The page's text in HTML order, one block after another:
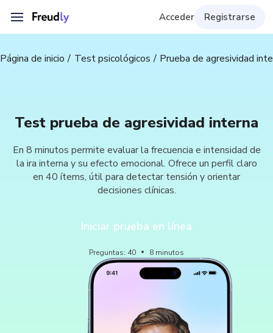
Acceder Registrarse
Página de inicio Test psicológicos Prueba de agresividad
Test prueba de agresividad interna
En 8 minutos permite evaluar la frecuencia e intensidad de
la ira interna y su efecto emocional. Ofrece un perfil claro
en 40 ítems, útil para detectar tensión y orientar
decisiones clínicas.
Iniciar prueba en línea
Preguntas: 40 8 minutos